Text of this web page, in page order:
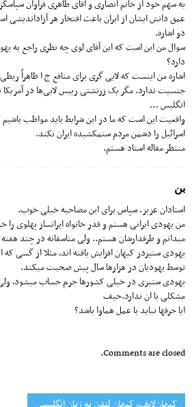
به سهم خود از خانم انصاری و آقای طاهری فراوان
عمق دانش ایشان از ایران باعث افتخار هر
دو اشاره.
سوال من این است که این آقای لوی چه نظری راجع به
دارد؟
اشاره من اینست که لابی گری برای منافع ج ا ظاهراً
جنسیت ندارد. مگر یک زرتشتی رییس لابی‌ها در
انگلیس …
واقعیت این است که ما در این شرایط باید مواظب
اسرائیل را دشمن مردم ستمکشیده ایران نکند.
منتظر مقاله استاد هستم.
بن
استادان عزیز. سپاس برای این مصاحبه خیلی خوب.
من یهودی ایرانی هستم و قدر خانواه ایرانساز پهلوی
میدانم و طرفدارشان هستم.. ولی متاسفانه در چند
یهودی ستیزدر کیهان افزایش یافته
توسط یهودیان در هزارها سال پیش صحبت میکند.
یهودی
مشکلی با ان ندارد.حیف
ایا حرفها نباید با عمل هماوا باشد؟
Comments are closed.